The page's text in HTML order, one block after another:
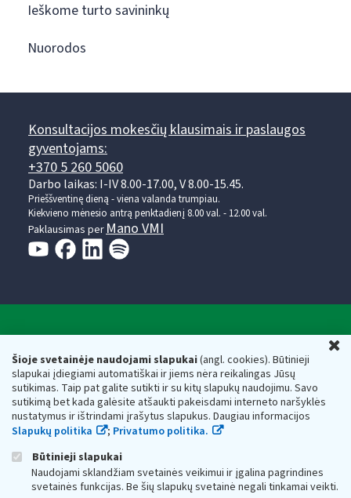
Šioje svetainėje naudojami slapukai(angl. cookies). Būtinieji
slapukai įdiegiami automatiškai ir jiems nėra reikalingas Jūsų
sutikimas. Taip pat galite sutikti ir su kitų slapukų naudojimu. Savo
sutikimą bet kada galėsite atšaukti pakeisdami interneto naršyklės
nustatymus ir ištrindami įrašytus slapukus. Daugiau informacijos
Slapukų politika
; Privatumo politika.
Būtinieji slapukai
Naudojami sklandžiam svetainės veikimui ir įgalina pagrindines
svetainės funkcijas. Be šių slapukų svetainė negali tinkamai veikti.
Ieškome turto savininkų
Nuorodos
Konsultacijos mokesčių klausimais ir paslaugos
gyventojams:
+370 5 260 5060
Darbo laikas: I-IV 8.00-17.00, V 8.00-15.45.
Prieššventinę dieną - viena valanda trumpiau.
Kiekvieno mėnesio antrą penktadienį 8.00 val. - 12.00 val.
Paklausimas perMano VMI
Valstybinė mokesčių inspekcija prie Lietuvos
Respublikos finansų ministerijos
Biudžetinė įstaiga. Juridinio asmens kodas — 188659752,
adresas: Vasario 16-osios g. 14, 01107 Vilnius, Lietuva, el.paštas:
vmi@vmi.lt, E. pristatymo dėžutės adresas 188659752
Duomenys apie Valstybinę mokesčių inspekciją prie Lietuvos
Respublikos finansų ministerijos kaupiami ir saugomi Juridinių